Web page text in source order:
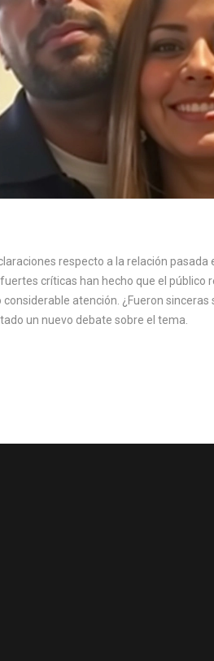
respecto a la relación pasada
críticas han hecho que el público
atención. ¿Fueron sinceras
un nuevo debate sobre el tema.